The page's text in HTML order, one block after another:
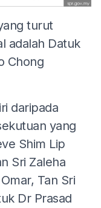
turut
adalah Datuk
Chong
daripada
yang
Shim Lip
Sri Zaleha
Tan Sri
Dr Prasad